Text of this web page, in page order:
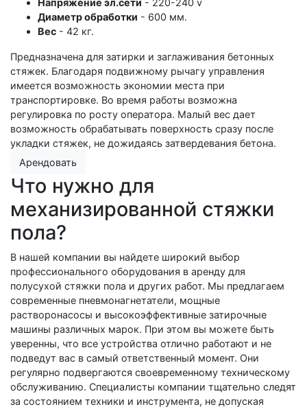
Напряжение эл.сети - 220-240 v
Диаметр обработки - 600 мм.
Вес - 42 кг.
Предназначена для затирки и заглаживания бетонных
стяжек. Благодаря подвижному рычагу управления
имеется возможность экономии места при
транспортировке. Во время работы возможна
регулировка по росту оператора. Малый вес дает
возможность обрабатывать поверхность сразу после
укладки стяжек, не дожидаясь затвердевания бетона.
Арендовать
Что нужно для
механизированной стяжки
пола?
В нашей компании вы найдете широкий выбор
профессионального оборудования в аренду для
полусухой стяжки пола и других работ. Мы предлагаем
современные пневмонагнетатели, мощные
растворонасосы и высокоэффективные затирочные
машины различных марок. При этом вы можете быть
уверенны, что все устройства отлично работают и не
подведут вас в самый ответственный момент. Они
регулярно подвергаются своевременному техническому
обслуживанию. Специалисты компании тщательно следят
за состоянием техники и инструмента, не допуская